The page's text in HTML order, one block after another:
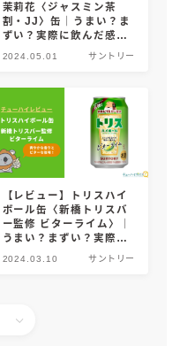
茉莉花〈ジャスミン茶
割・JJ〉缶｜うまい？ま
ずい？実際に飲んだ感想
や口コミ・評判を総まと
2024.05.01 サントリー
【レビュー】トリスハイ
ボール缶〈新橋トリスバ
ー監修 ビターライム〉｜
うまい？まずい？実際に
飲んだ感想やSNSでの口
コミ・評判を総まとめ！
2024.03.10 サントリー